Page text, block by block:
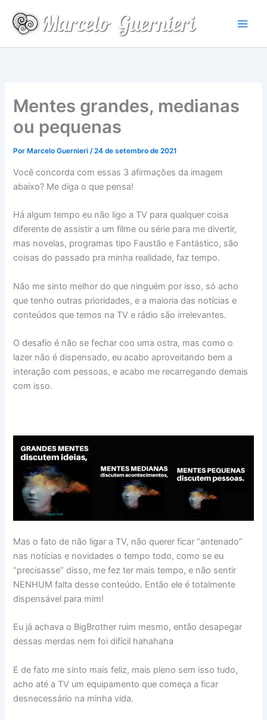
para
conteúdo
Mentes grandes, medianas
ou pequenas
Por Marcelo Guernieri/24 de setembro de 2021
Você concorda com essas 3 afirmações da imagem
abaixo? Me diga o que pensa!
Há algum tempo eu não ligo a TV para qualquer coisa
diferente de assistir a um filme ou série para me divertir,
mas novelas, programas tipo Faustão e Fantástico, são
coisas do passado pra minha realidade, faz tempo.
Não me sinto melhor do que ninguém por isso, só acho
que tenho outras prioridades, e a maioria das notícias e
conteúdos que temos na TV e rádio são irrelevantes.
O desafio é não se fechar coo uma ostra, mas como o
lazer não é dispensado, eu acabo aproveitando bem a
interação com pessoas, e acabo me recarregando demais
com isso.
Mas o fato de não ligar a TV, não querer ficar “antenado”
nas notícias e novidades o tempo todo, como se eu
“precisasse” disso, me fez ter mais tempo, e não sentir
NENHUM falta desse conteúdo. Então ele é totalmente
dispensável para mim!
Eu já achava o BigBrother ruim mesmo, então desapegar
dessas merdas nem foi difícil hahahaha
E de fato me sinto mais feliz, mais pleno sem isso tudo,
acho até a TV um equipamento que começa a ficar
desnecessário na minha vida.